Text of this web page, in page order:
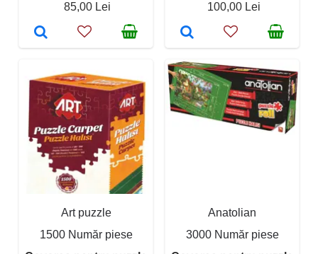
85,00 Lei
100,00 Lei
Art puzzle
1500 Număr piese
Anatolian
3000 Număr piese